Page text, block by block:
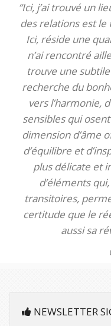
“Ici, j’ai trouvé un
des relations est le
Ici, réside une
n’ai rencontré
trouve une
recherche du
vers l’harmonie,
sensibles qui
dimension d’âme
d’équilibre et
plus délicate et
d’éléments
transitoires,
certitude que le
aussi sa
NEWSLETTER